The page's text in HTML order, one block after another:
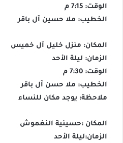
الوقت: 7:15 م
الخطيب: ملا حسين آل باقر
المكان: منزل خليل آل خميس
الزمان: ليلة الأحد
الوقت: 7:30 م
الخطيب: ملا حسن آل باقر
ملاحظة: يوجد مكان للنساء
المكان :حسينية النغموش
الزمان:ليلة الأحد